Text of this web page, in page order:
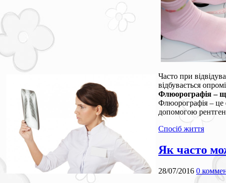
Часто при
відбувається
Флюорографія –
Флюорографія – це
допомогою
Спосіб життя
Як часто
28/07/2016 0